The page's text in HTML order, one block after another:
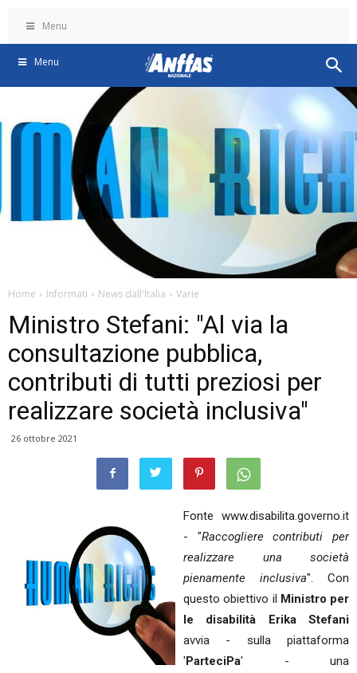
Menu
Menu
Home Informati News dall'Italia Varie
Ministro Stefani: "Al via la
consultazione pubblica,
contributi di tutti preziosi per
realizzare società inclusiva"
26 ottobre 2021
Fonte www.disabilita.governo.it
- "Raccogliere contributi per
realizzare una società
pienamente inclusiva". Con
questo obiettivo il Ministro per
le disabilità Erika Stefani
avvia - sulla piattaforma
'ParteciPa' - una